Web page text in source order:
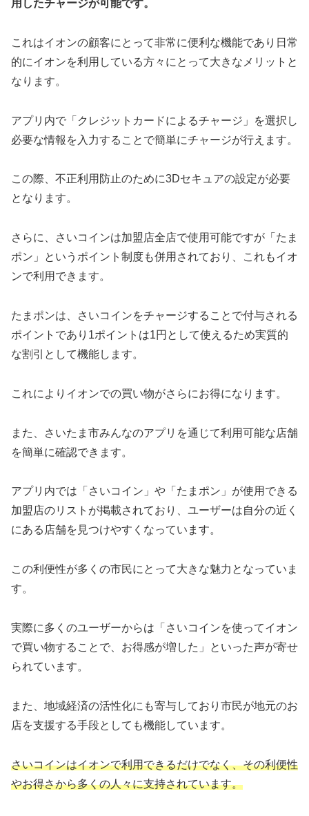
用したチャージが可能です。
これはイオンの顧客にとって非常に便利な機能であり日常
的にイオンを利用している方々にとって大きなメリットと
なります。
アプリ内で「クレジットカードによるチャージ」を選択し
必要な情報を入力することで簡単にチャージが行えます。
この際、不正利用防止のために3Dセキュアの設定が必要
となります。
さらに、さいコインは加盟店全店で使用可能ですが「たま
ポン」というポイント制度も併用されており、これもイオ
ンで利用できます。
たまポンは、さいコインをチャージすることで付与される
ポイントであり1ポイントは1円として使えるため実質的
な割引として機能します。
これによりイオンでの買い物がさらにお得になります。
また、さいたま市みんなのアプリを通じて利用可能な店舗
を簡単に確認できます。
アプリ内では「さいコイン」や「たまポン」が使用できる
加盟店のリストが掲載されており、ユーザーは自分の近く
にある店舗を見つけやすくなっています。
この利便性が多くの市民にとって大きな魅力となっていま
す。
実際に多くのユーザーからは「さいコインを使ってイオン
で買い物することで、お得感が増した」といった声が寄せ
られています。
また、地域経済の活性化にも寄与しており市民が地元のお
店を支援する手段としても機能しています。
さいコインはイオンで利用できるだけでなく、その利便性
やお得さから多くの人々に支持されています。